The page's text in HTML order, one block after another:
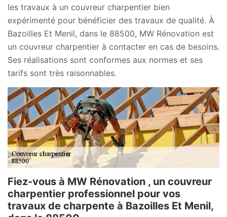
les travaux à un couvreur charpentier bien
expérimenté pour bénéficier des travaux de qualité. À
Bazoilles Et Menil, dans le 88500, MW Rénovation est
un couvreur charpentier à contacter en cas de besoins.
Ses réalisations sont conformes aux normes et ses
tarifs sont très raisonnables.
Fiez-vous à MW Rénovation , un couvreur
charpentier professionnel pour vos
travaux de charpente à Bazoilles Et Menil,